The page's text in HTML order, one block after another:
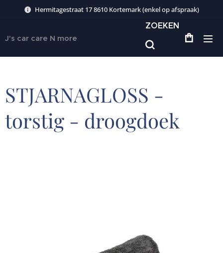
Hermitagestraat 17 8610 Kortemark (enkel op afspraak)
J's car care N more
ZOEKEN
STJARNAGLOSS -
torstig - droogdoek